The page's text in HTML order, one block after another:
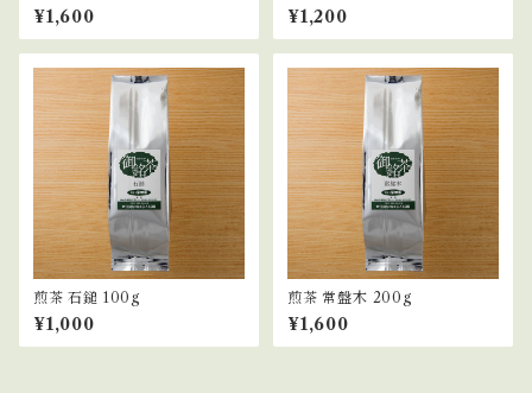
¥1,600 ¥1,200
煎茶 石鎚 100g
¥1,000
煎茶 常盤木 200g
¥1,600